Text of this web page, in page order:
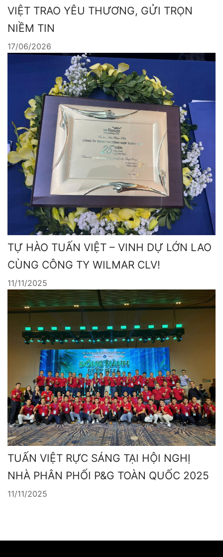
VIỆT TRAO YÊU THƯƠNG, GỬI TRỌN
NIỀM TIN
17/06/2026
TỰ HÀO TUẤN VIỆT – VINH DỰ LỚN LAO
CÙNG CÔNG TY WILMAR CLV!
11/11/2025
TUẤN VIỆT RỰC SÁNG TẠI HỘI NGHỊ
NHÀ PHÂN PHỐI P&G TOÀN QUỐC 2025
11/11/2025